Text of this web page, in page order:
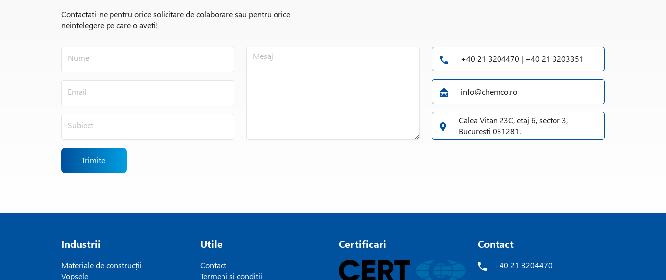
Contactati-ne pentru orice solicitare de colaborare sau pentru orice
neintelegere pe care o aveti!
Trimite
+40 21 3204470 | +40 21 3203351
info@chemco.ro
Calea Vitan 23C, etaj 6, sector 3,
București 031281.
Industrii
Materiale de construcții
Vopsele
Utile
Contact
Termeni și condiții
Contact
+40 21 3204470
Certificari